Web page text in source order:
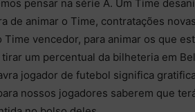
pensar na série A. Um Time
de animar o Time, contratações
vencedor, para animar os que
um percentual da bilheteria em
jogador de futebol significa
nossos jogadores saberem que